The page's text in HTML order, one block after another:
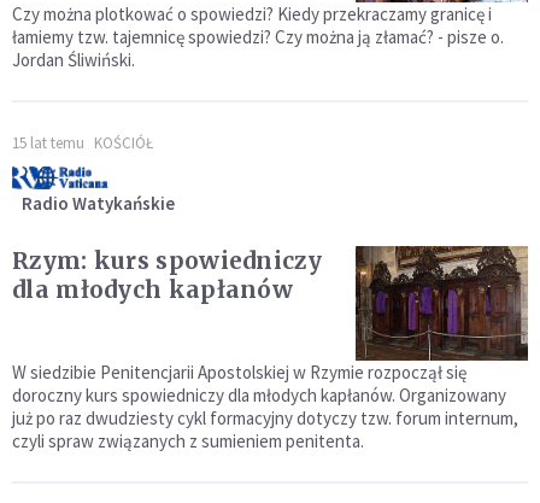
Czy można plotkować o spowiedzi? Kiedy przekraczamy granicę i
łamiemy tzw. tajemnicę spowiedzi? Czy można ją złamać? - pisze o.
Jordan Śliwiński.
15 lat temu KOŚCIÓŁ
Radio Watykańskie
Rzym: kurs spowiedniczy
dla młodych kapłanów
W siedzibie Penitencjarii Apostolskiej w Rzymie rozpoczął się
doroczny kurs spowiedniczy dla młodych kapłanów. Organizowany
już po raz dwudziesty cykl formacyjny dotyczy tzw. forum internum,
czyli spraw związanych z sumieniem penitenta.